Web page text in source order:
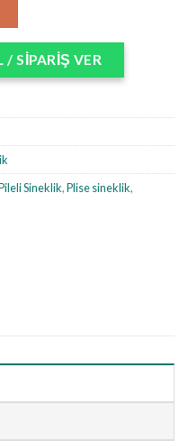
/ SIPARIŞ VER
Sineklik,Plise sineklik,